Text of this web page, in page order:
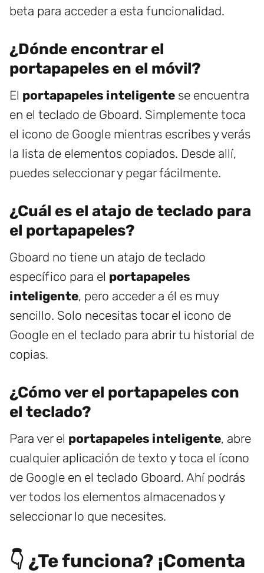
beta para acceder a esta funcionalidad.
¿Dónde encontrar el
portapapeles en el móvil?
El portapapeles inteligente se encuentra
en el teclado de Gboard. Simplemente toca
el icono de Google mientras escribes y verás
la lista de elementos copiados. Desde allí,
puedes seleccionar y pegar fácilmente.
¿Cuál es el atajo de teclado para
el portapapeles?
Gboard no tiene un atajo de teclado
específico para el portapapeles
inteligente, pero acceder a él es muy
sencillo. Solo necesitas tocar el icono de
Google en el teclado para abrir tu historial de
copias.
¿Cómo ver el portapapeles con
el teclado?
Para ver el portapapeles inteligente, abre
cualquier aplicación de texto y toca el ícono
de Google en el teclado Gboard. Ahí podrás
ver todos los elementos almacenados y
seleccionar lo que necesites.
👇 ¿Te funciona? ¡Comenta